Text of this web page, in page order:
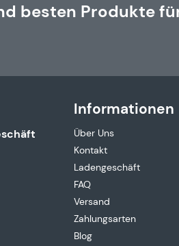
besten Produkte
Informationen
Über Uns
Kontakt
Ladengeschäft
FAQ
Versand
Zahlungsarten
Blog